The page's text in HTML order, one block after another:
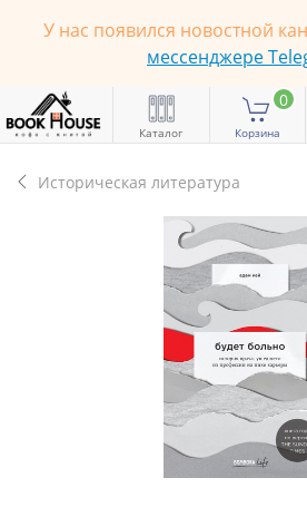
У нас появился новостной
мессенджере
Каталог
0
Корзина
Историческая литература